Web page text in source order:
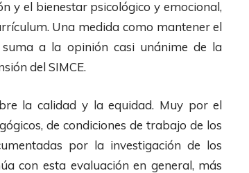
y el bienestar psicológico y emocional,
Una medida como mantener el
a la opinión casi unánime de la
del SIMCE.
la calidad y la equidad. Muy por el
de condiciones de trabajo de los
por la investigación de los
con esta evaluación en general, más